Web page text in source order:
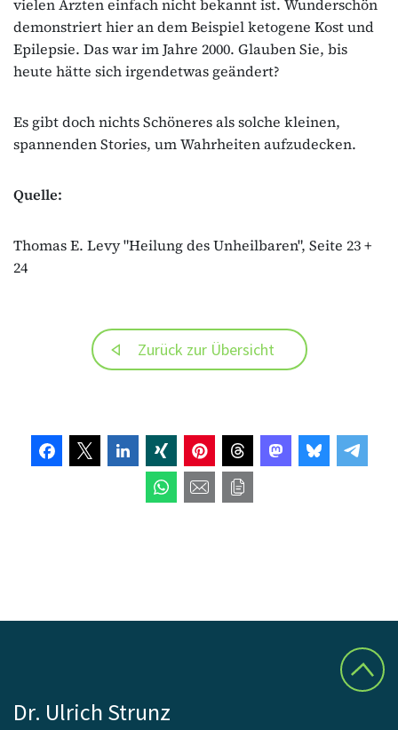
vielen Ärzten einfach nicht bekannt ist. Wunderschön
demonstriert hier an dem Beispiel ketogene Kost und
Epilepsie. Das war im Jahre 2000. Glauben Sie, bis
heute hätte sich irgendetwas geändert?
Es gibt doch nichts Schöneres als solche kleinen,
spannenden Stories, um Wahrheiten aufzudecken.
Quelle:
Thomas E. Levy "Heilung des Unheilbaren", Seite 23 +
24
Zurück zur Übersicht
Dr. Ulrich Strunz